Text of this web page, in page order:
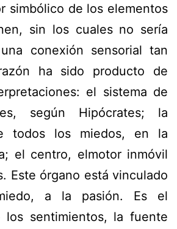
simbólico de los elementos
sin los cuales no sería
conexión sensorial tan
ha sido producto de
el sistema de
según Hipócrates; la
todos los miedos, en la
; el centro, elmotor inmóvil
Este órgano está vinculado
a la pasión. Es el
los sentimientos, la fuente